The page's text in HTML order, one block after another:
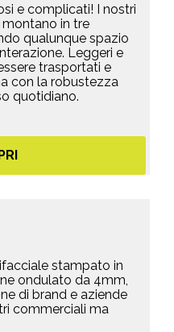
e complicati! I nostri
in tre
qualunque spazio
Leggeri e
trasportati e
con la robustezza
quotidiano.
stampato in
ondulato da 4mm,
di brand e aziende
commerciali ma